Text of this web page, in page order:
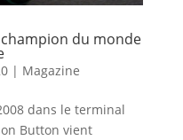
du monde
| Magazine
dans le terminal
Button vient